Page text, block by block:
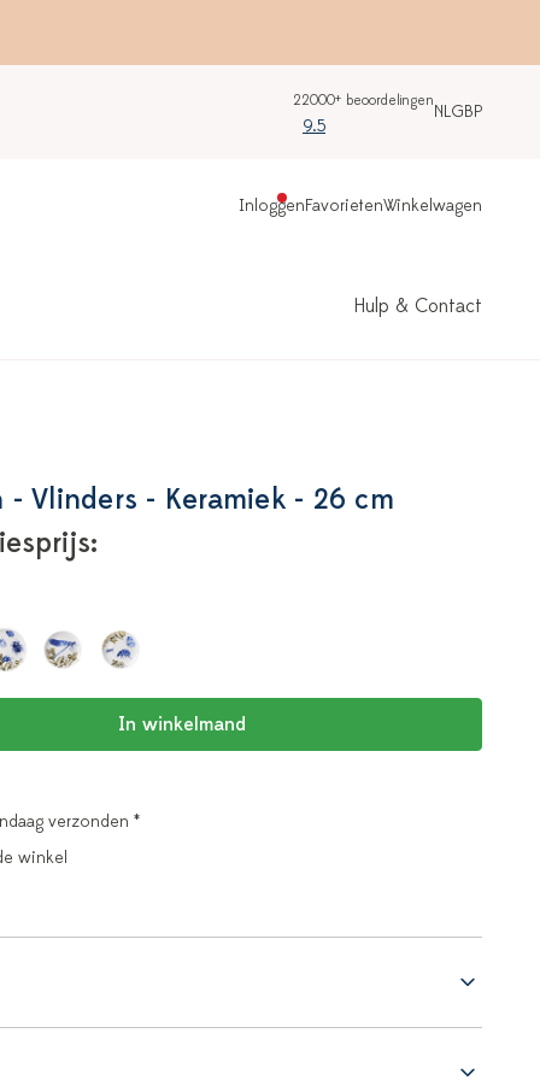
22000+ beoordelingen
9.5
NLGBP
InloggenFavorietenWinkelwagen
Hulp & Contact
Vlinders - Keramiek - 26 cm
In winkelmand
verzonden *
winkel